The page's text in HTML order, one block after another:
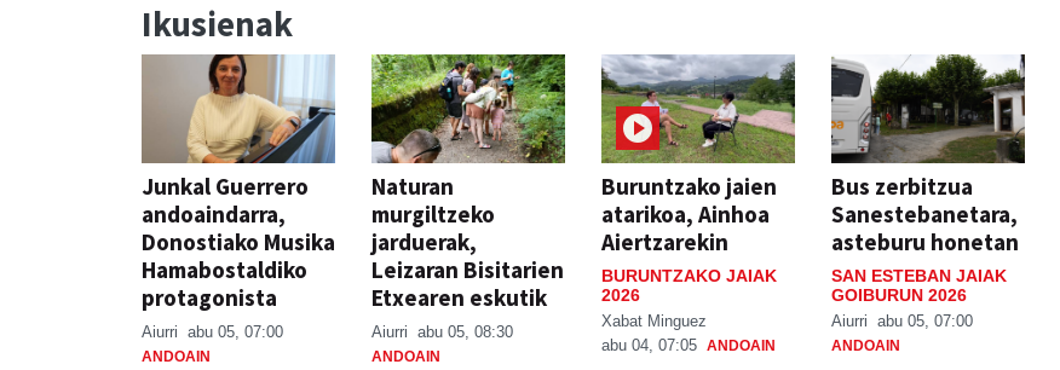
Ikusienak
Junkal Guerrero
andoaindarra,
Donostiako Musika
Hamabostaldiko
protagonista
Aiurri abu 05, 07:00
ANDOAIN
Naturan
murgiltzeko
jarduerak,
Leizaran Bisitarien
Etxearen eskutik
Aiurri abu 05, 08:30
ANDOAIN
Buruntzako jaien
atarikoa, Ainhoa
Aiertzarekin
BURUNTZAKO JAIAK
2026
Xabat Minguez
abu 04, 07:05 ANDOAIN
Bus zerbitzua
Sanestebanetara,
asteburu honetan
SAN ESTEBAN JAIAK
GOIBURUN 2026
Aiurri abu 05, 07:00
ANDOAIN